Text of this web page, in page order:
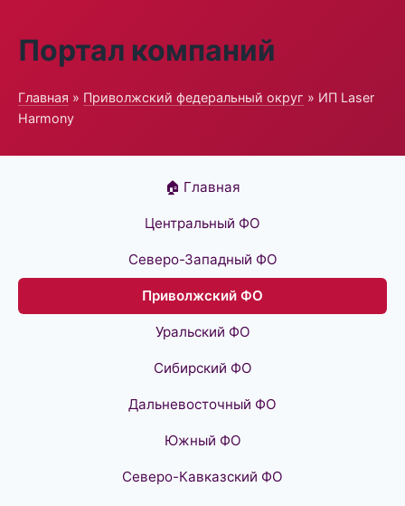
Портал компаний
Главная » Приволжский федеральный округ » ИП Laser
Harmony
🏠 Главная
Центральный ФО
Северо-Западный ФО
Приволжский ФО
Уральский ФО
Сибирский ФО
Дальневосточный ФО
Южный ФО
Северо-Кавказский ФО